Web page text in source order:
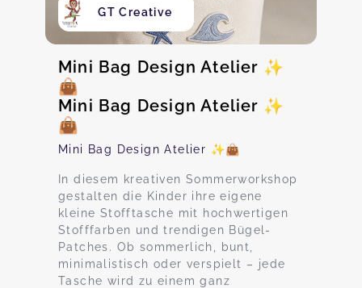
GT Creative
Mini Bag Design Atelier ✨
👜
Mini Bag Design Atelier ✨
👜
Mini Bag Design Atelier ✨👜
In diesem kreativen Sommerworkshop
gestalten die Kinder ihre eigene
kleine Stofftasche mit hochwertigen
Stofffarben und trendigen Bügel-
Patches. Ob sommerlich, bunt,
minimalistisch oder verspielt – jede
Tasche wird zu einem ganz